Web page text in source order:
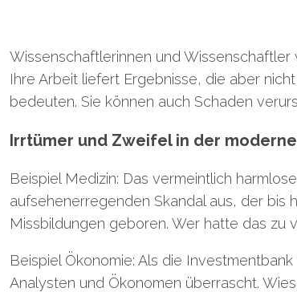
Wissenschaftlerinnen und
Ihre Arbeit liefert Ergebnisse, die aber
bedeuten. Sie können auch Schaden
Irrtümer und Zweifel in der
Beispiel Medizin: Das vermeintlich
aufsehenerregenden Skandal aus, der bis
Missbildungen geboren. Wer hatte das zu
Beispiel Ökonomie: Als die
Analysten und Ökonomen überrascht.